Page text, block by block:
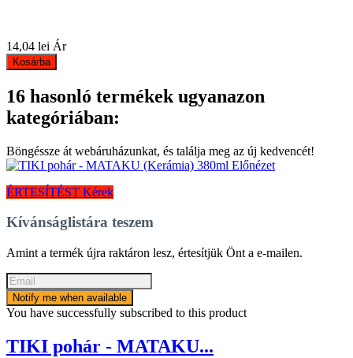
14,04 lei Ár
Kosárba
16 hasonló termékek ugyanazon
kategóriában:
Böngéssze át webáruházunkat, és találja meg az új kedvencét!
Előnézet
ÉRTESÍTÉST Kérek
Kívánságlistára teszem
Amint a termék újra raktáron lesz, értesítjük Önt a e-mailen.
Notify me when available
You have successfully subscribed to this product
TIKI pohár - MATAKU...